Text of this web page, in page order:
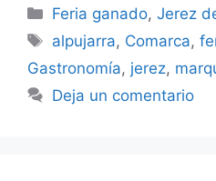
Categorías
Feria ganado,Jerez
Etiquetas
alpujarra, Comarca,
Gastronomía, jerez,
Deja un comentario